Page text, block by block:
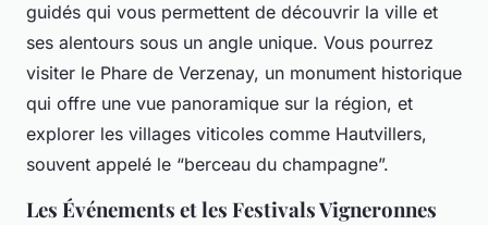
guidés qui vous permettent de découvrir la ville et
ses alentours sous un angle unique. Vous pourrez
visiter le Phare de Verzenay, un monument historique
qui offre une vue panoramique sur la région, et
explorer les villages viticoles comme Hautvillers,
souvent appelé le “berceau du champagne”.
Les Événements et les Festivals Vigneronnes